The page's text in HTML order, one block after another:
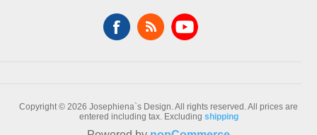
Copyright © 2026 Josephiena`s Design. All rights reserved.All prices are
entered including tax. Excluding shipping